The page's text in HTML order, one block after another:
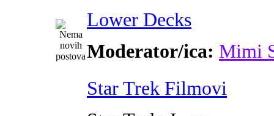
Lower Decks
Moderator/ica: Mimi
Star Trek Filmovi